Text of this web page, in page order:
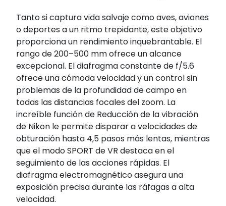
Tanto si captura vida salvaje como aves, aviones
o deportes a un ritmo trepidante, este objetivo
proporciona un rendimiento inquebrantable. El
rango de 200–500 mm ofrece un alcance
excepcional. El diafragma constante de f/5.6
ofrece una cómoda velocidad y un control sin
problemas de la profundidad de campo en
todas las distancias focales del zoom. La
increíble función de Reducción de la vibración
de Nikon le permite disparar a velocidades de
obturación hasta 4,5 pasos más lentas, mientras
que el modo SPORT de VR destaca en el
seguimiento de las acciones rápidas. El
diafragma electromagnético asegura una
exposición precisa durante las ráfagas a alta
velocidad.